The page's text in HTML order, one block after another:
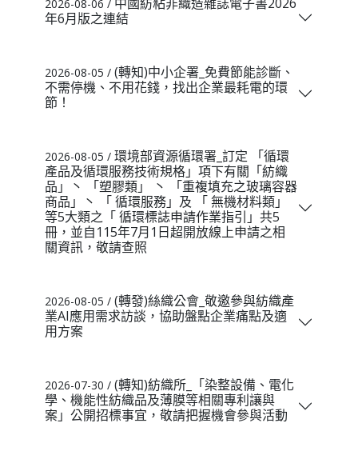
2026-08-06 /
年6月版之連結
2026-08-05 / (轉知)中小企署_免費節能診斷、
不需停機、不用花錢，找出企業最耗電的環
節！
2026-08-05 / 環境部資源循環署_訂定 「循環
產品及循環服務技術規格」項下有關「紡織
品」丶 「塑膠類」 丶 「重複填充之玻璃容器
商品」丶 「 循環服務」及 「 無機材料類」
等5大類之「 循環標誌申請作業指引」共5
冊，並自115年7月1日超開放線上申請之相
關資訊，敬請查照
2026-08-05 / (轉發)絲織公會_敬邀參與紡織產
業AI應用需求訪談，協助盤點企業痛點及適
用方案
2026-07-30 / (轉知)紡織所_「染整設備、電化
學、機能性紡織品及薄膜等相關專利讓與
案」公開招標事宜，敬請把握機會參與活動